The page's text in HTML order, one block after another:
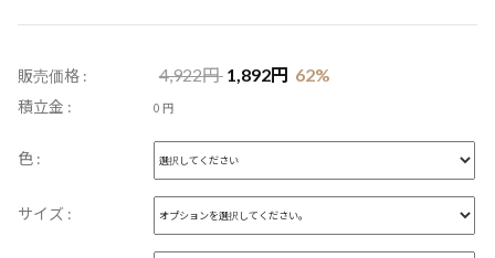
販売価格 : 4,922円 1,892円 62%
積立金 : 0 円
色 :
サイズ :